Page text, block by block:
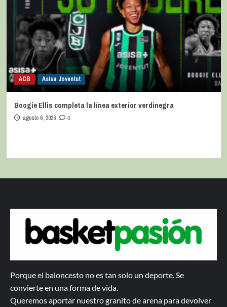
ACB Asisa Joventut
Boogie Ellis completa la línea exterior verdinegra
agosto 6, 2026 0
Porque el baloncesto no es tan solo un deporte. Se
convierte en una forma de vida.
Queremos aportar nuestro granito de arena para devolver